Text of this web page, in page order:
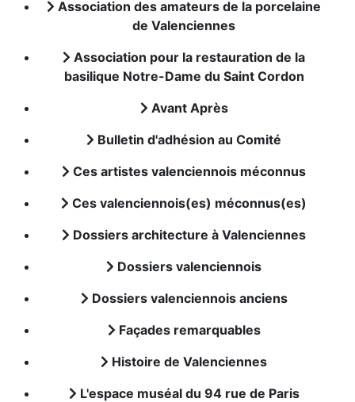
Association des amateurs de la porcelaine
de Valenciennes
Association pour la restauration de la
basilique Notre-Dame du Saint Cordon
Avant Après
Bulletin d'adhésion au Comité
Ces artistes valenciennois méconnus
Ces valenciennois(es) méconnus(es)
Dossiers architecture à Valenciennes
Dossiers valenciennois
Dossiers valenciennois anciens
Façades remarquables
Histoire de Valenciennes
L'espace muséal du 94 rue de Paris